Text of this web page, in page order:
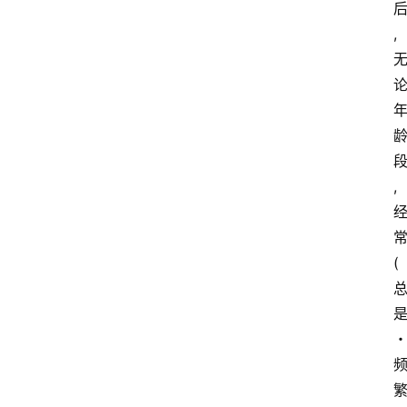
后
,
无
论
年
龄
段
,
经
常
(
总
是
・
频
繁